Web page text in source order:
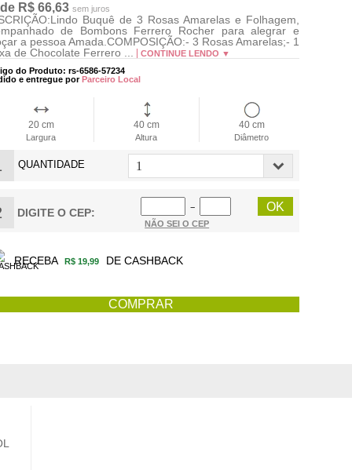
R$ 66,63 sem juros
Buquê de 3 Rosas Amarelas e Folhagem,
de Bombons Ferrero Rocher para alegrar e
a pessoa Amada.COMPOSIÇÃO:- 3 Rosas Amarelas;- 1
de Chocolate Ferrero ...
CONTINUE LENDO ▼
do Produto: rs-6586-57234
e entregue porParceiro Local
20 cm
Largura
40 cm
Altura
40 cm
Diâmetro
QUANTIDADE
DIGITE O CEP:
−
NÃO SEI O CEP
RECEBA R$ 19,99 DE CASHBACK